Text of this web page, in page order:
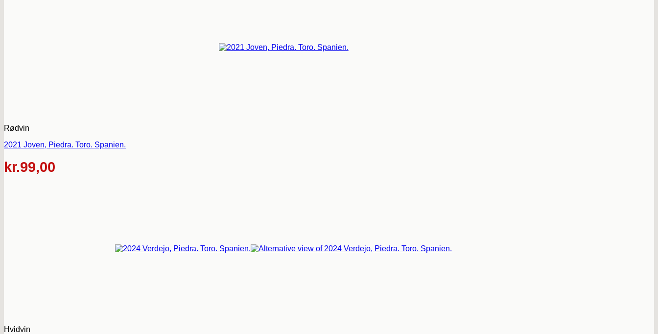
Rødvin
2021 Joven, Piedra. Toro. Spanien.
kr.99,00
Hvidvin